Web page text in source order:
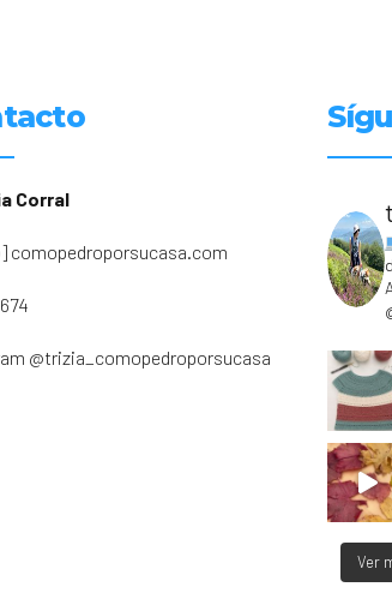
Corral
comopedroporsucasa.com
@trizia_comopedroporsucasa
Ver